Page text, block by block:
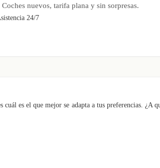
Coches nuevos, tarifa plana y sin sorpresas.
24/7
cuál es el que mejor se adapta a tus preferencias. ¿A